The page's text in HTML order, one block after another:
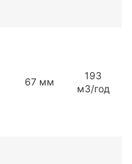
67 мм
193
мЗ/год